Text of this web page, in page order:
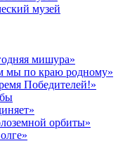
музей
мишура»
мы по краю родному»
Победителей!»
орбиты»